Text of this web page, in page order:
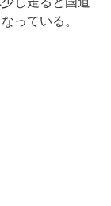
っている。